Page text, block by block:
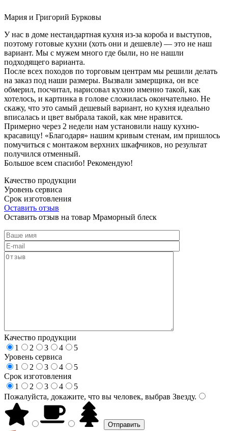
Мария и Григорий Бурковы
У нас в доме нестандартная кухня из-за короба и выступов,
поэтому готовые кухни (хоть они и дешевле) — это не наш
вариант. Мы с мужем много где были, но не нашли
подходящего варианта.
После всех походов по торговым центрам мы решили делать
на заказ под наши размеры. Вызвали замерщика, он все
обмерил, посчитал, нарисовал кухню именно такой, как
хотелось, и картинка в голове сложилась окончательно. Не
скажу, что это самый дешевый вариант, но кухня идеально
вписалась и цвет выбрала такой, как мне нравится.
Примерно через 2 недели нам установили нашу кухню-
красавицу! «Благодаря» нашим кривым стенам, им пришлось
помучиться с монтажом верхних шкафчиков, но результат
получился отменный.
Большое всем спасибо! Рекомендую!
Качество продукции
Уровень сервиса
Срок изготовления
Оставить отзыв
Оставить отзыв на товар Мраморный блеск
Качество продукции
1
2 3 4
5
Уровень сервиса
1
2 3 4
5
Срок изготовления
1
2 3 4
5
Пожалуйста, докажите, что вы человек, выбрав Звезду.